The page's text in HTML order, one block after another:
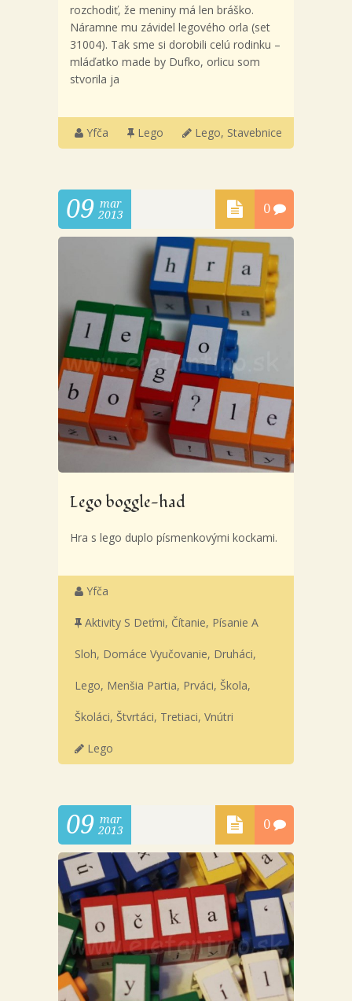
rozchodiť, že meniny má len bráško.
Náramne mu závidel legového orla (set
31004). Tak sme si dorobili celú rodinku –
mláďatko made by Dufko, orlicu som
stvorila ja
Yfča Lego Lego, Stavebnice
09 mar
2013
0
Lego boggle-had
Hra s lego duplo písmenkovými kockami.
Yfča
Aktivity S Deťmi, Čítanie, Písanie A
Sloh, Domáce Vyučovanie, Druháci,
Lego, Menšia Partia, Prváci, Škola,
Školáci, Štvrtáci, Tretiaci, Vnútri
Lego
09 mar
2013
0